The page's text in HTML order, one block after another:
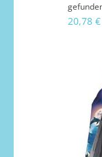
20,78 €